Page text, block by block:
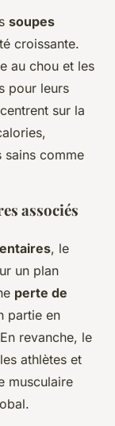
soupes
croissante.
au chou et les
pour leurs
sur la
sains comme
associés
, le
un plan
perte de
partie en
revanche, le
athlètes et
musculaire